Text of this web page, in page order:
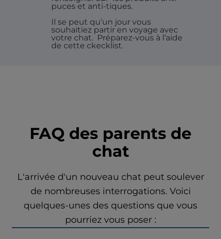
puces et anti-tiques.
Il se peut qu’un jour vous
souhaitiez partir en voyage avec
votre chat. Préparez-vous à l’aide
de cette ckecklist.
FAQ des parents de
chat
L'arrivée d'un nouveau chat peut soulever
de nombreuses interrogations. Voici
quelques-unes des questions que vous
pourriez vous poser :